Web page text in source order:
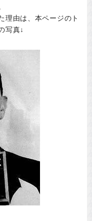
理由は、本ページのト
写真↓